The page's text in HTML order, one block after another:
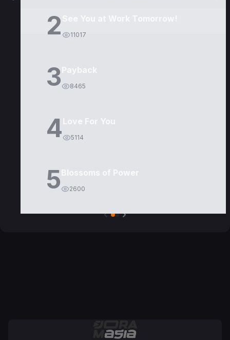
2 11017
3Payback
8465
4Love For You
5114
5Blossoms of Power
2600